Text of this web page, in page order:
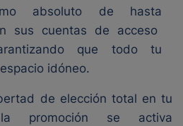
absoluto de hasta
sus cuentas de acceso
que todo tu
idóneo.
de elección total en tu
promoción se activa